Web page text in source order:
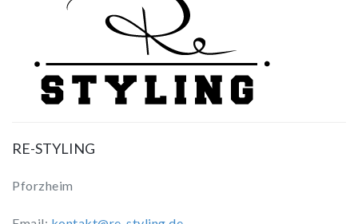
RE-STYLING
Pforzheim